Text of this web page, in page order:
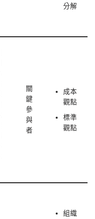
分解
關
鍵
參
與
者
成本
觀點
標準
觀點
組織